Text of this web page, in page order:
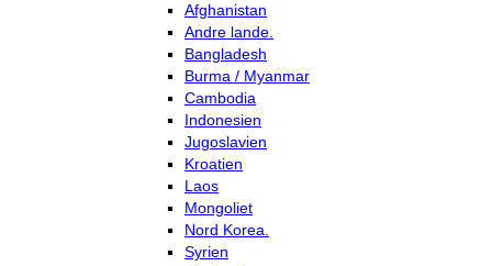
Afghanistan
Andre lande.
Bangladesh
Burma / Myanmar
Cambodia
Indonesien
Jugoslavien
Kroatien
Laos
Mongoliet
Nord Korea.
Syrien